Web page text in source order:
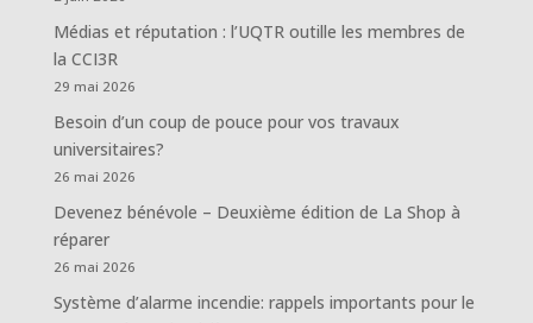
Médias et réputation : l’UQTR outille les membres de
la CCI3R
29 mai 2026
Besoin d’un coup de pouce pour vos travaux
universitaires?
26 mai 2026
Devenez bénévole – Deuxième édition de La Shop à
réparer
26 mai 2026
Système d’alarme incendie: rappels importants pour le